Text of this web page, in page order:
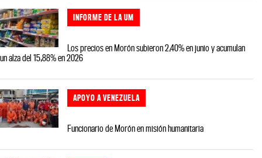
INFORME DE LA UM
Los precios en Morón subieron 2,40% en junio y acumulan
un alza del 15,88% en 2026
APOYO A VENEZUELA
Funcionario de Morón en misión humanitaria